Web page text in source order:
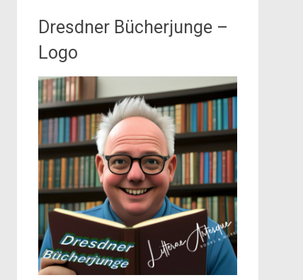
Dresdner Bücherjunge –
Logo